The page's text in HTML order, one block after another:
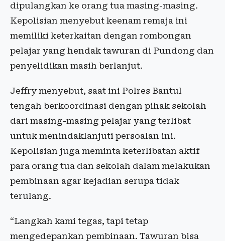
dipulangkan ke orang tua masing-masing.
Kepolisian menyebut keenam remaja ini
memiliki keterkaitan dengan rombongan
pelajar yang hendak tawuran di Pundong dan
penyelidikan masih berlanjut.
Jeffry menyebut, saat ini Polres Bantul
tengah berkoordinasi dengan pihak sekolah
dari masing-masing pelajar yang terlibat
untuk menindaklanjuti persoalan ini.
Kepolisian juga meminta keterlibatan aktif
para orang tua dan sekolah dalam melakukan
pembinaan agar kejadian serupa tidak
terulang.
“Langkah kami tegas, tapi tetap
mengedepankan pembinaan. Tawuran bisa